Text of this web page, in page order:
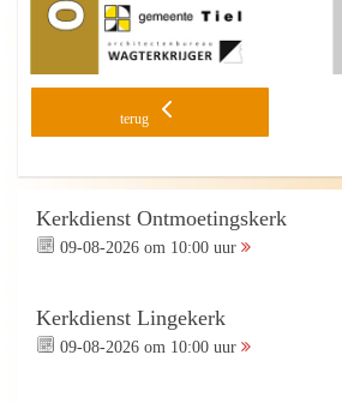
terug
Kerkdienst Ontmoetingskerk
09-08-2026 om 10:00 uur
Kerkdienst Lingekerk
09-08-2026 om 10:00 uur